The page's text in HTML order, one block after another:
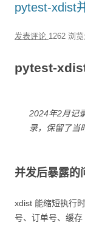
pytest-xdist
发表评论 1262 浏览
pytest-
2024年2月记
录，保留了当
并发后暴露的
xdist 能缩短执行
号、订单号、缓存